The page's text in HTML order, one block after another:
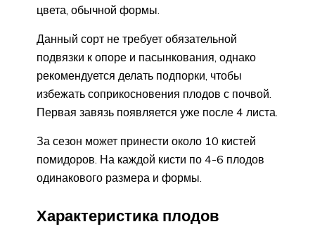
цвета, обычной формы.
Данный сорт не требует обязательной
подвязки к опоре и пасынкования, однако
рекомендуется делать подпорки, чтобы
избежать соприкосновения плодов с почвой.
Первая завязь появляется уже после 4 листа.
За сезон может принести около 10 кистей
помидоров. На каждой кисти по 4-6 плодов
одинакового размера и формы.
Характеристика плодов